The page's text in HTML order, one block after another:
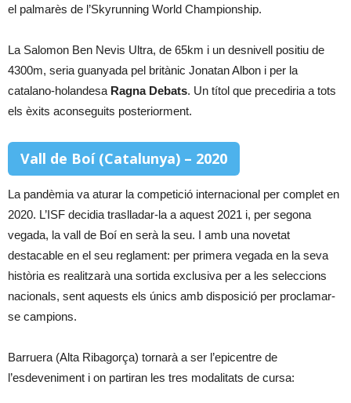
el palmarès de l’Skyrunning World Championship.
La Salomon Ben Nevis Ultra, de 65km i un desnivell positiu de
4300m, seria guanyada pel britànic Jonatan Albon i per la
catalano-holandesa Ragna Debats. Un títol que precediria a tots
els èxits aconseguits posteriorment.
Vall de Boí (Catalunya) – 2020
La pandèmia va aturar la competició internacional per complet en
2020. L’ISF decidia traslladar-la a aquest 2021 i, per segona
vegada, la vall de Boí en serà la seu. I amb una novetat
destacable en el seu reglament: per primera vegada en la seva
història es realitzarà una sortida exclusiva per a les seleccions
nacionals, sent aquests els únics amb disposició per proclamar-
se campions.
Barruera (Alta Ribagorça) tornarà a ser l’epicentre de
l’esdeveniment i on partiran les tres modalitats de cursa: